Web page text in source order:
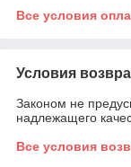
Все условия
Условия
Законом не
надлежащего
Все условия